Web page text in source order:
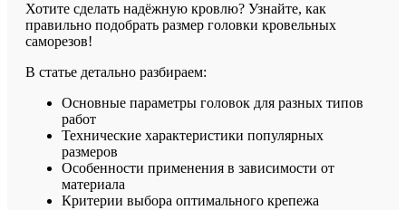
Хотите сделать надёжную кровлю? Узнайте, как
правильно подобрать размер головки кровельных
саморезов!
В статье детально разбираем:
Основные параметры головок для разных типов
работ
Технические характеристики популярных
размеров
Особенности применения в зависимости от
материала
Критерии выбора оптимального крепежа